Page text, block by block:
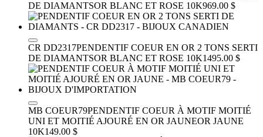
DE DIAMANTSOR BLANC ET ROSE 10K969.00 $
CR DD2317PENDENTIF COEUR EN OR 2 TONS SERTI
DE DIAMANTSOR BLANC ET ROSE 10K1495.00 $
MB COEUR79PENDENTIF COEUR À MOTIF MOITIÉ
UNI ET MOITIÉ AJOURÉ EN OR JAUNEOR JAUNE
10K149.00 $